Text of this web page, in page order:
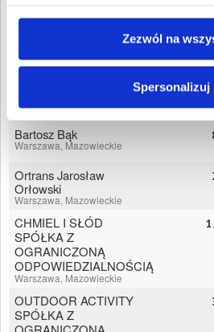
Zezwól na
Spersonalizuj
LUME FILAMENTS
ODPOWIEDZIALNOŚCIĄ
Warszawa, Mazowieckie
Warszawa, Mazowieckie
Bartosz Bąk
Warszawa, Mazowieckie
Ortrans Jarosław
Orłowski
Warszawa, Mazowieckie
CHMIEL I SŁÓD
SPÓŁKA Z
OGRANICZONĄ
ODPOWIEDZIALNOŚCIĄ
Warszawa, Mazowieckie
OUTDOOR ACTIVITY
SPÓŁKA Z